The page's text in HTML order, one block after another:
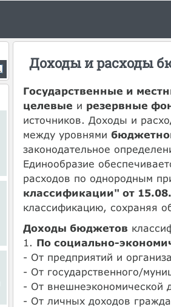
Доходы и расходы
Государственные и
целевые и резервные
источников. Доходы и
между уровнями
законодательное
Единообразие
расходов по однородным
классификации" от
классификацию, сохраняя
Доходы бюджетов
1. По социально-
- От предприятий и
- От государственного/
- От внешнеэкономической
- От личных доходов